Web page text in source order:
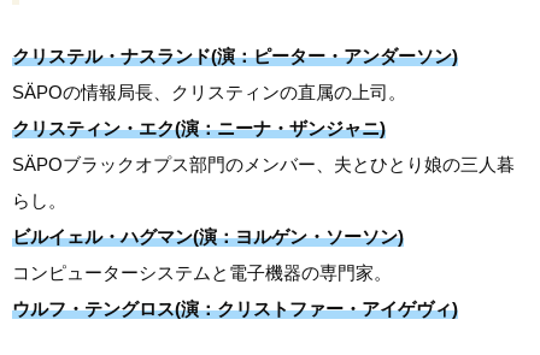
クリステル・ナスランド(演：ピーター・アンダーソン)
SÄPOの情報局長、クリスティンの直属の上司。
クリスティン・エク(演：ニーナ・ザンジャニ)
SÄPOブラックオプス部門のメンバー、夫とひとり娘の三人暮
らし。
ビルイェル・ハグマン(演：ヨルゲン・ソーソン)
コンピューターシステムと電子機器の専門家。
ウルフ・テングロス(演：クリストファー・アイゲヴィ)